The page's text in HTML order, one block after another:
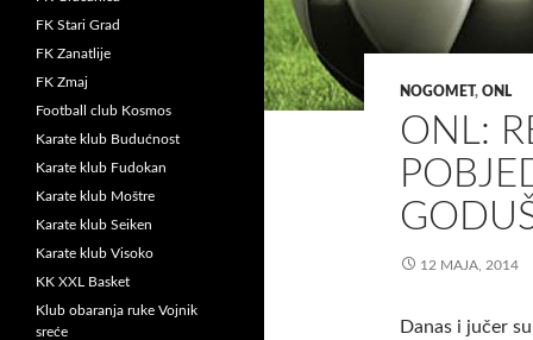
NOGOMET, ONL
ONL:
12 MAJA, 2014
Danas i jučer
FK Stari Grad
FK Zanatlije
FK Zmaj
Football club Kosmos
Karate klub Budućnost
Karate klub Fudokan
Karate klub Moštre
Karate klub Seiken
Karate klub Visoko
KK XXL Basket
Klub obaranja ruke Vojnik
sreće